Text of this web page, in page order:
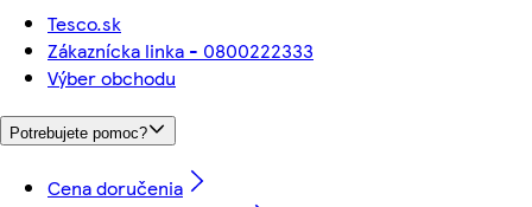
Tesco.sk
Zákaznícka linka - 0800222333
Výber obchodu
Potrebujete pomoc?
Cena doručenia